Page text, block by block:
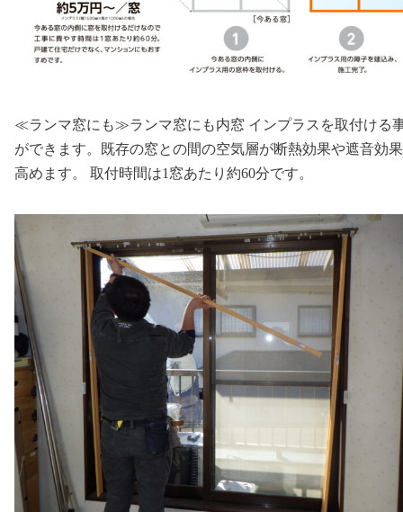
≪ランマ窓にも≫ランマ窓にも内窓 インプラスを取付ける
ができます。既存の窓との間の空気層が断熱効果や遮音効
高めます。 取付時間は1窓あたり約60分です。